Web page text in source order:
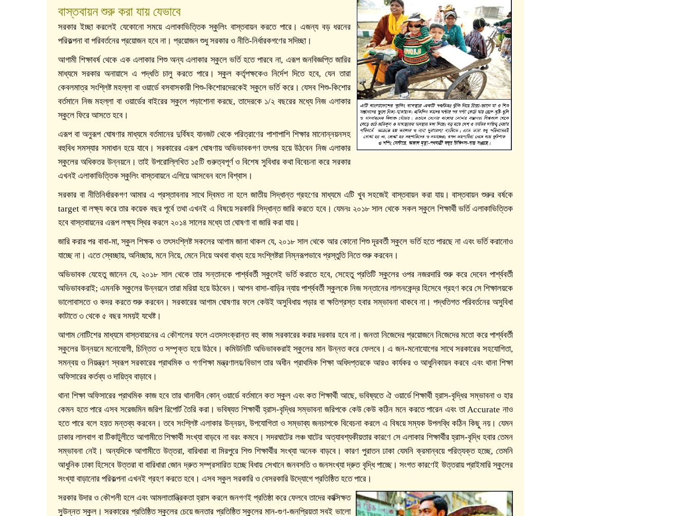
বাস্তবায়ন শুরু করা যায় যেভাবে
সরকার ইচ্ছা করলেই যেকোনো সময়ে এলাকাভিত্তিক স্কুলিং বাস্তবায়ন করতে পারে। এজন্য বড় ধরনের
পরিকল্পনা বা পরিবর্তনের প্রয়োজন হবে না। প্রয়োজন শুধু সরকার ও নীতি-নির্ধারকগণের সদিচ্ছা।
আগামী শিক্ষাবর্ষ থেকে এক এলাকার শিশু অন্য এলাকার স্কুলে ভর্তি হতে পারবে না, এরূপ জনবিজ্ঞপ্তি জারির
মাধ্যমে সরকার অনায়াসে এ পদ্ধতি চালু করতে পারে। স্কুল কর্তৃপক্ষকেও নির্দেশ দিতে হবে, যেন তারা
কেবলমাত্র সংশ্লিষ্ট মহল্লা বা ওয়ার্ডে বসবাসকারী শিশু-কিশোরদেরকেই স্কুলে ভর্তি করে। যেসব শিশু-কিশোর
বর্তমানে নিজ মহল্লা বা ওয়ার্ডের বাইরের স্কুলে পড়াশোনা করছে, তাদেরকে ১/২ বছরের মধ্যে নিজ এলাকার
স্কুলে ফিরে আসতে হবে।
এরূপ বা অনুরূপ ঘোষণার মাধ্যমে বর্তমানের দুর্বিষহ যানজট থেকে পরিত্রাণের পাশাপাশি শিক্ষার মানোন্নয়নসহ
বহুবিধ সমস্যার সমাধান হয়ে যাবে। সরকারের এরূপ ঘোষণায় অভিভাবকগণ তৎপর হয়ে উঠবেন নিজ এলাকার
স্কুলের অধিকতর উন্নয়নে। তাই উপরোল্লিখিত ১৫টি গুরুত্বপূর্ণ ও বিশেষ সুবিধার কথা বিবেচনা করে সরকার
এখনই এলাকাভিত্তিক স্কুলিং বাস্তবায়নে এগিয়ে আসবেন বলে বিশ্বাস।
সরকার বা নীতিনির্ধারকগণ আমার এ প্রস্তাবনার সাথে দ্বিমত না হলে জাতীয় সিদ্ধান্ত গ্রহণের মাধ্যমে এটি খুব সহজেই বাস্তবায়ন করা যায়। বাস্তবায়ন শুরুর বর্ষকে
target বা লক্ষ্য করে তার কয়েক বছর পূর্বে তথা এখনই এ বিষয়ে সরকারি সিদ্ধান্ত জারি করতে হবে। যেমনঃ ২০১৮ সাল থেকে সকল স্কুলে শিক্ষার্থী ভর্তি এলাকাভিত্তিক
হবে বাস্তবায়নের এরূপ লক্ষ্য স্থির করলে ২০১৪ সালের মধ্যে তা ঘোষণা বা জারি করা যায়।
জারি করার পর বাবা-মা, স্কুল শিক্ষক ও তৎসংশ্লিষ্ট সকলের আগাম জানা থাকল যে, ২০১৮ সাল থেকে আর কোনো শিশু দূরবর্তী স্কুলে ভর্তি হতে পারছে না এবং ভর্তি করানোও
যাচ্ছে না। এতে স্বেচ্ছায়, অনিচ্ছায়, মনে নিয়ে, মেনে নিয়ে অথবা বাধ্য হয়ে সংশ্লিষ্টরা নিম্নরূপভাবে প্রস্তুতি নিতে শুরু করবেন।
অভিভাবক যেহেতু জানেন যে, ২০১৮ সাল থেকে তার সন্তানকে পার্শ্ববর্তী স্কুলেই ভর্তি করাতে হবে, সেহেতু প্রতিটি স্কুলের ওপর নজরদারি শুরু করে দেবেন পার্শ্ববর্তী
অভিভাবকরাই; এমনকি স্কুলের উন্নয়নে তারা মরিয়া হয়ে উঠবেন। আপন বাসা-বাড়ির ন্যায় পার্শ্ববর্তী স্কুলকে নিজ সন্তানের লালনকেন্দ্র হিসেবে গ্রহণ করে সে শিক্ষালয়কে
ভালোবাসতে ও কদর করতে শুরু করবেন। সরকারের আগাম ঘোষণার ফলে কেউই অসুবিধায় পড়ার বা ক্ষতিগ্রস্ত হবার সম্ভাবনা থাকবে না। পদ্ধতিগত পরিবর্তনের অসুবিধা
কাটাতে ৩ থেকে ৫ বছর সময়ই যথেষ্ট।
আগাম নোটিশের মাধ্যমে বাস্তবায়নের এ কৌশলের ফলে এতদসংক্রান্ত বহু কাজ সরকারের করার দরকার হবে না। জনতা নিজেদের প্রয়োজনে নিজেদের মতো করে পার্শ্ববর্তী
স্কুলের উন্নয়নে মনোযোগী, চিন্তিত ও সম্পৃক্ত হয়ে উঠবে। কমিউনিটি অভিভাবকরাই স্কুলের মান উন্নত করে ফেলবে। এ জন-মনোযোগের সাথে সরকারের সহযোগিতা,
সমন্বয় ও নিয়ন্ত্রণ স্বরূপ সরকারের প্রাথমিক ও গণশিক্ষা মন্ত্রণালয়/বিভাগ তার অধীন প্রাথমিক শিক্ষা অধিদপ্তরকে আরও কার্যকর ও আধুনিকায়ন করবে এবং থানা শিক্ষা
অফিসারের কর্তব্য ও দায়িত্ব বাড়াবে।
থানা শিক্ষা অফিসারের প্রাথমিক কাজ হবে তার থানাধীন কোন্ ওয়ার্ডে বর্তমানে কত স্কুল এবং কত শিক্ষার্থী আছে, ভবিষ্যতে ঐ ওয়ার্ডে শিক্ষার্থী হ্রাস-বৃদ্ধির সম্ভাবনা ও হার
কেমন হতে পারে এসব সরেজমিন জরিপ রিপোর্ট তৈরি করা। ভবিষ্যত শিক্ষার্থী হ্রাস-বৃদ্ধির সম্ভাবনা জরিপকে কেউ কেউ কঠিন মনে করতে পারেন এবং তা Accurate নাও
হতে পারে বলে হয়ত মন্তব্য করবেন। তবে সংশ্লিষ্ট এলাকার উন্নয়ন, উপযোগিতা ও সম্ভাব্য জনচাপকে বিবেচনা করলে এ বিষয়ে সম্যক উপলব্ধি কঠিন কিছু নয়। যেমন
ঢাকার লালবাগ বা টিকাটুলীতে আগামীতে শিক্ষার্থী সংখ্যা বাড়বে না বরং কমবে। সদরঘাটের লঞ্চ ঘাটের অত্যাবশ্যকীয়তার কারণে সে এলাকার শিক্ষার্থীর হ্রাস-বৃদ্ধি হবার তেমন
সম্ভাবনা নেই। অন্যদিকে আগামীতে উত্তরা, বারিধারা বা মিরপুরে শিশু শিক্ষার্থীর সংখ্যা অনেক বাড়বে। কারণ পুরাতন ঢাকা যেমনি ক্রমান্বয়ে পরিত্যক্ত হচ্ছে, তেমনি
আধুনিক ঢাকা হিসেবে উত্তরা বা বারিধারা জোন দ্রুত সম্প্রসারিত হচ্ছে বিধায় সেখানে জনবসতি ও জনসংখ্যা দ্রুত বৃদ্ধি পাচ্ছে। সংগত কারণেই উত্তরায় প্রাইমারি স্কুলের
সংখ্যা বাড়ানোর পরিকল্পনা এখনই গ্রহণ করতে হবে। এসব স্কুল সরকারি ও বেসরকারি উদ্যোগে প্রতিষ্ঠিত হতে পারে।
সরকার উদার ও কৌশলী হলে এবং আমলাতান্ত্রিকতা হ্রাস করলে জনগণই প্রতিষ্ঠা করে ফেলবে তাদের কাক্সিক্ষত
সুউন্নত স্কুল। সরকারের প্রতিষ্ঠিত স্কুলের চেয়ে জনতার প্রতিষ্ঠিত স্কুলের মান-গুণ-জনপ্রিয়তা সবই ভালো